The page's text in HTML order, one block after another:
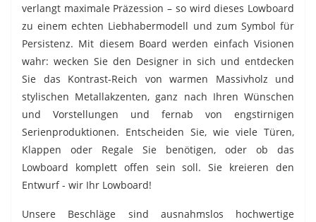
verlangt maximale Präzession – so wird dieses Lowboard
zu einem echten Liebhabermodell und zum Symbol für
Persistenz. Mit diesem Board werden einfach Visionen
wahr: wecken Sie den Designer in sich und entdecken
Sie das Kontrast-Reich von warmen Massivholz und
stylischen Metallakzenten, ganz nach Ihren Wünschen
und Vorstellungen und fernab von engstirnigen
Serienproduktionen. Entscheiden Sie, wie viele Türen,
Klappen oder Regale Sie benötigen, oder ob das
Lowboard komplett offen sein soll. Sie kreieren den
Entwurf - wir Ihr Lowboard!
Unsere Beschläge sind ausnahmslos hochwertige